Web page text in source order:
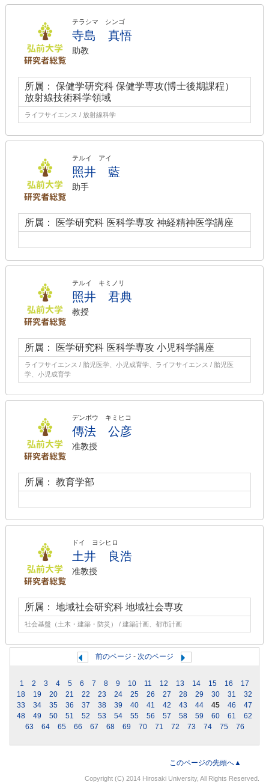
テラシマ シンゴ
寺島 真悟
助教
所属： 保健学研究科 保健学専攻(博士後期課程）
放射線技術科学領域
ライフサイエンス / 放射線科学
テルイ アイ
照井 藍
助手
所属： 医学研究科 医科学専攻 神経精神医学講座
テルイ キミノリ
照井 君典
教授
所属： 医学研究科 医科学専攻 小児科学講座
ライフサイエンス / 胎児医学、小児成育学、ライフサイエンス / 胎児医
学、小児成育学
デンボウ キミヒコ
傳法 公彦
准教授
所属： 教育学部
ドイ ヨシヒロ
土井 良浩
准教授
所属： 地域社会研究科 地域社会専攻
社会基盤（土木・建築・防災） / 建築計画、都市計画
前のページ - 次のページ
1 2 3 4 5 6 7 8 9 10 11 12 13 14 15 16
17
18
19 20 21 22 23 24 25 26 27 28 29 30 31
32
33
34 35 36 37 38 39 40 41 42 43 44 45 46
47
48
49 50 51 52 53 54 55 56 57 58 59 60 61
62
63
64 65 66 67 68 69 70 71 72 73 74 75 76
このページの先頭へ▲
Copyright (C) 2014 Hirosaki University, All Rights Reserved.